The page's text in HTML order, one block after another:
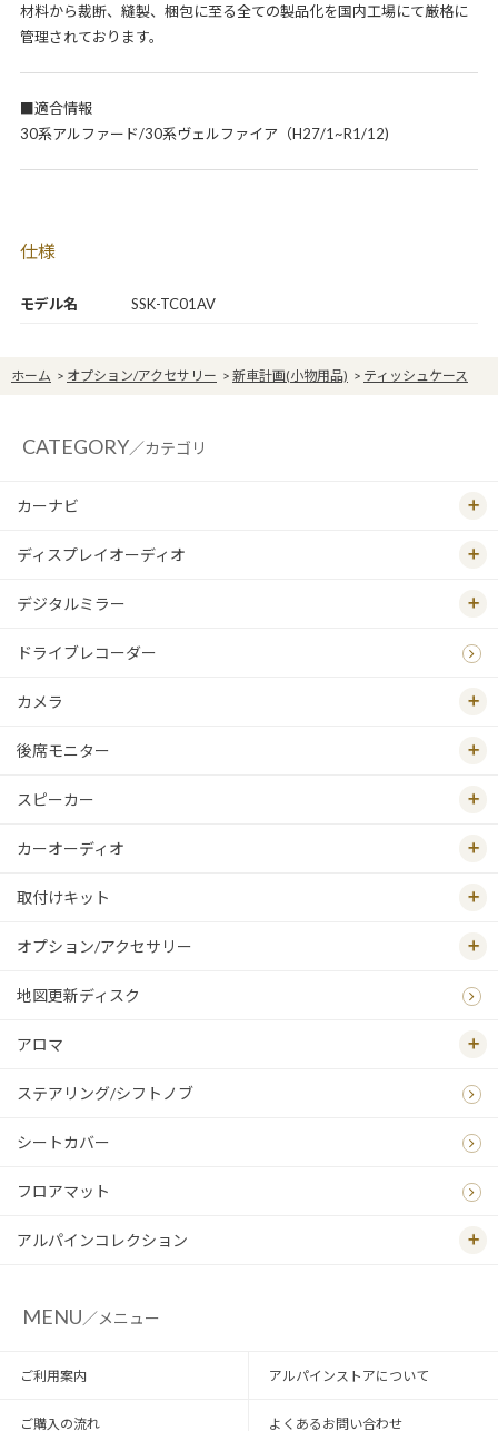
モデル名 SSK-TC01AV
材料から裁断、縫製、梱包に至る全ての製品化を国内工場にて厳格に
管理されております。
■適合情報
30系アルファード/30系ヴェルファイア（H27/1~R1/12)
仕様
ホーム > オプション/アクセサリー > 新車計画(小物用品) > ティッシュケース
CATEGORY／カテゴリ
カーナビ
ディスプレイオーディオ
デジタルミラー
ドライブレコーダー
カメラ
後席モニター
スピーカー
カーオーディオ
取付けキット
オプション/アクセサリー
地図更新ディスク
アロマ
ステアリング/シフトノブ
シートカバー
フロアマット
アルパインコレクション
MENU／メニュー
ご利用案内 アルパインストアについて
ご購入の流れ よくあるお問い合わせ